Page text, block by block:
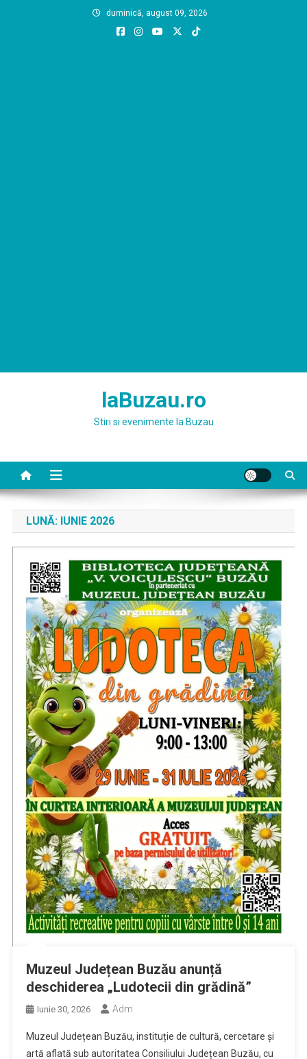
duminică, august 09, 2026
laBuzau.ro
Stiri si evenimente la Buzau
LUNĂ: IUNIE 2026
Muzeul Județean Buzău anunță
deschiderea „Ludotecii din grădină”
Iunie 30, 2026 Adm
Muzeul Județean Buzău, instituție de cultură, cercetare și
artă aflată sub autoritatea Consiliului Județean Buzău, cu